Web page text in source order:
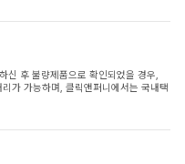
신 후 불량제품으로 확인되었을 경우,
가 가능하며, 클릭앤퍼니에서는 국내택